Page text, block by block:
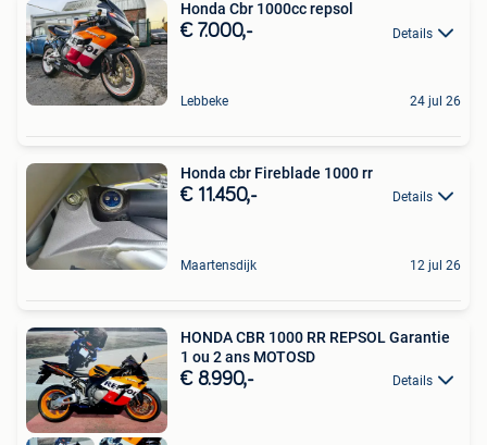
Honda Cbr 1000cc repsol
€ 7.000,- Details
Lebbeke 24 jul 26
Honda cbr Fireblade 1000 rr
€ 11.450,- Details
Maartensdijk 12 jul 26
HONDA CBR 1000 RR REPSOL Garantie
1 ou 2 ans MOTOSD
€ 8.990,- Details